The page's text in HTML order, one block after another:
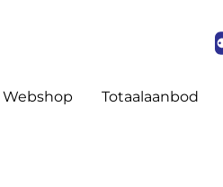
Webshop Totaalaanbod